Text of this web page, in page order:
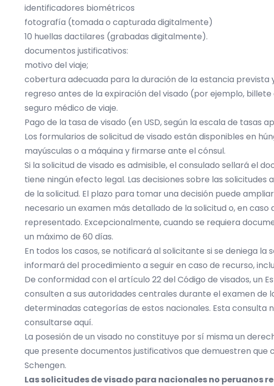
identificadores biométricos
fotografía (tomada o capturada digitalmente)
10 huellas dactilares (grabadas digitalmente).
documentos justificativos:
motivo del viaje;
cobertura adecuada para la duración de la estancia prevista
regreso antes de la expiración del visado (por ejemplo, billete
seguro médico de viaje.
Pago de la tasa de visado (en USD, según la escala de tasas
Los formularios de solicitud de visado están disponibles en
mayúsculas o a máquina y firmarse ante el cónsul.
Si la solicitud de visado es admisible, el consulado sellará el
tiene ningún efecto legal. Las decisiones sobre las
de la solicitud. El plazo para tomar una decisión puede
necesario un examen más detallado de la solicitud o, en
representado. Excepcionalmente, cuando se requiera
un máximo de 60 días.
En todos los casos, se notificará al solicitante si se deniega la
informará del procedimiento a seguir en caso de recurso,
De conformidad con el artículo 22 del Código de visados, un
consulten a sus autoridades centrales durante el examen
determinadas categorías de estos nacionales. Esta consulta
consultarse aquí.
La posesión de un visado no constituye por sí misma un
que presente documentos justificativos que demuestren
Schengen.
Las solicitudes de visado para nacionales no peruanos